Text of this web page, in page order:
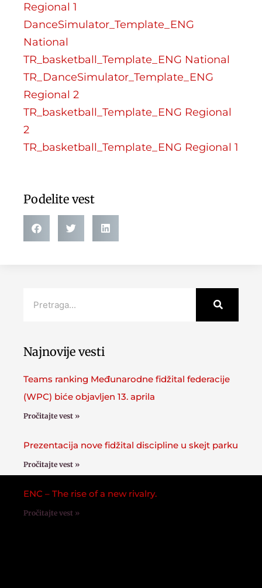
Regional 1
DanceSimulator_Template_ENG
National
TR_basketball_Template_ENG National
TR_DanceSimulator_Template_ENG
Regional 2
TR_basketball_Template_ENG Regional
2
TR_basketball_Template_ENG Regional 1
Podelite vest
Najnovije vesti
Teams ranking Međunarodne fidžital federacije
(WPC) biće objavljen 13. aprila
Pročitajte vest »
Prezentacija nove fidžital discipline u skejt parku
Pročitajte vest »
ENC – The rise of a new rivalry.
Pročitajte vest »